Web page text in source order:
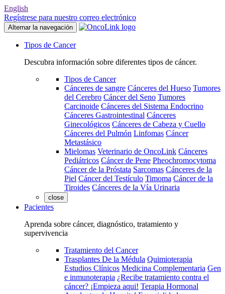
English
Regístrese para nuestro correo electrónico
Alternar la navegación
Tipos de Cancer
Descubra información sobre diferentes tipos de cáncer.
Tipos de Cancer
Cánceres de sangre Cánceres del Hueso Tumores
del Cerebro Cáncer del Seno Tumores
Carcinoide Cánceres del Sistema Endocrino
Cánceres Gastrointestinal Cánceres
Ginecológicos Cánceres de Cabeza y Cuello
Cánceres del Pulmón Linfomas Cáncer
Metastásico
Mielomas Veterinario de OncoLink Cánceres
Pediátricos Cáncer de Pene Pheochromocytoma
Cáncer de la Próstata Sarcomas Cánceres de la
Piel Cáncer del Testículo Timoma Cáncer de la
Tiroides Cánceres de la Vía Urinaria
close
Pacientes
Aprenda sobre cáncer, diagnóstico, tratamiento y
supervivencia
Tratamiento del Cancer
Trasplantes De la Médula Quimioterapia
Estudios Clínicos Medicina Complementaria Gen
e inmunoterapia ¿Recibe tratamiento contra el
cáncer? ¡Empieza aqui! Terapia Hormonal